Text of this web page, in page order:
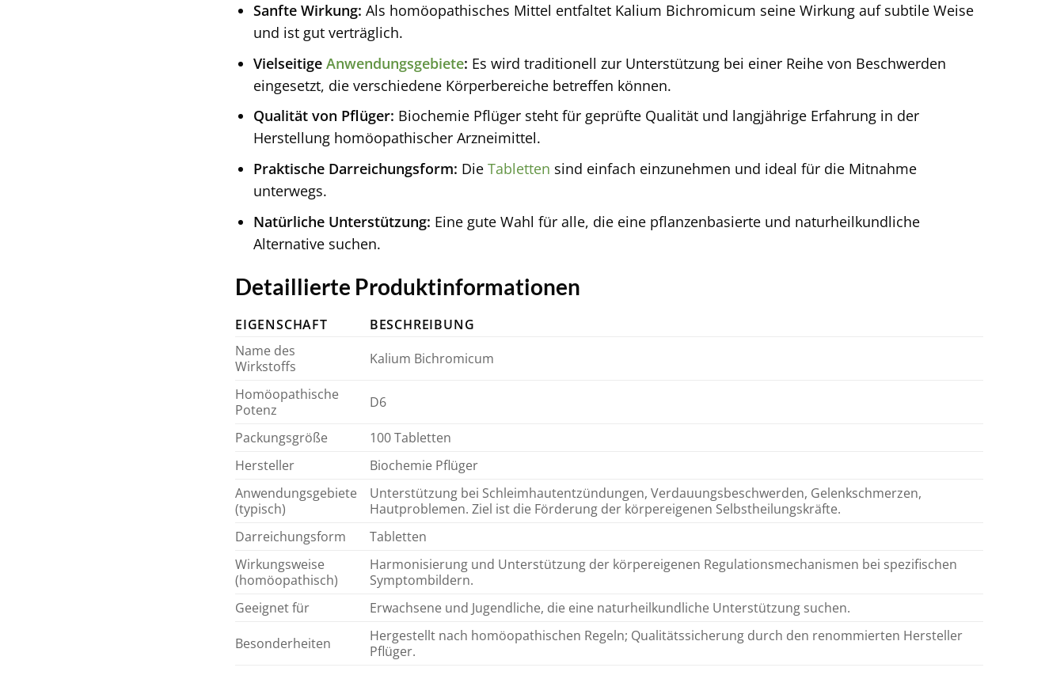
Sanfte Wirkung: Als homöopathisches Mittel entfaltet Kalium Bichromicum seine Wirkung auf subtile Weise
und ist gut verträglich.
Vielseitige Anwendungsgebiete: Es wird traditionell zur Unterstützung bei einer Reihe von Beschwerden
eingesetzt, die verschiedene Körperbereiche betreffen können.
Qualität von Pflüger: Biochemie Pflüger steht für geprüfte Qualität und langjährige Erfahrung in der
Herstellung homöopathischer Arzneimittel.
Praktische Darreichungsform: Die Tabletten sind einfach einzunehmen und ideal für die Mitnahme
unterwegs.
Natürliche Unterstützung: Eine gute Wahl für alle, die eine pflanzenbasierte und naturheilkundliche
Alternative suchen.
Detaillierte Produktinformationen
EIGENSCHAFT
BESCHREIBUNG
Name des
Wirkstoffs
Kalium Bichromicum
Homöopathische
Potenz
D6
Packungsgröße
100 Tabletten
Hersteller
Biochemie Pflüger
Anwendungsgebiete
(typisch)
Unterstützung bei Schleimhautentzündungen, Verdauungsbeschwerden, Gelenkschmerzen,
Hautproblemen. Ziel ist die Förderung der körpereigenen Selbstheilungskräfte.
Darreichungsform
Tabletten
Wirkungsweise
(homöopathisch)
Harmonisierung und Unterstützung der körpereigenen Regulationsmechanismen bei spezifischen
Symptombildern.
Geeignet für
Erwachsene und Jugendliche, die eine naturheilkundliche Unterstützung suchen.
Besonderheiten
Hergestellt nach homöopathischen Regeln; Qualitätssicherung durch den renommierten Hersteller
Pflüger.